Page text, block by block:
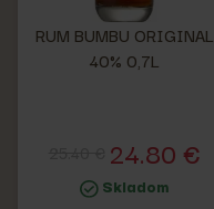
RUM BUMBU ORIGINAL
40% 0,7L
24.80 €
Skladom